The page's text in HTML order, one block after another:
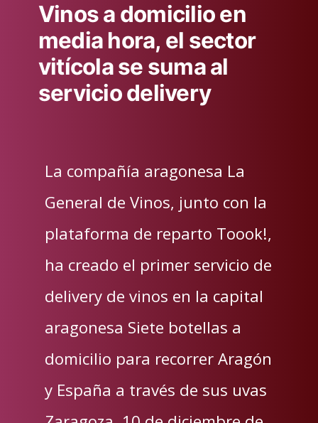
Vinos a domicilio en
media hora, el sector
vitícola se suma al
servicio delivery
La compañía aragonesa La
General de Vinos, junto con la
plataforma de reparto Toook!,
ha creado el primer servicio de
delivery de vinos en la capital
aragonesa Siete botellas a
domicilio para recorrer Aragón
y España a través de sus uvas